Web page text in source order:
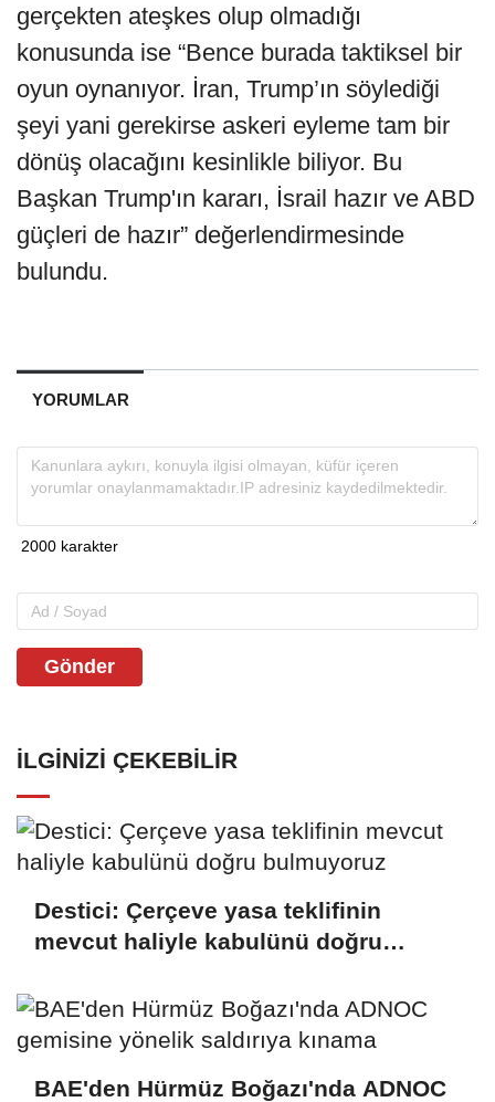
gerçekten ateşkes olup olmadığı
konusunda ise “Bence burada taktiksel bir
oyun oynanıyor. İran, Trump’ın söylediği
şeyi yani gerekirse askeri eyleme tam bir
dönüş olacağını kesinlikle biliyor. Bu
Başkan Trump'ın kararı, İsrail hazır ve ABD
güçleri de hazır” değerlendirmesinde
bulundu.
YORUMLAR
Gönder
İLGINIZI ÇEKEBILIR
Destici: Çerçeve yasa teklifinin
mevcut haliyle kabulünü doğru
BAE'den Hürmüz Boğazı'nda ADNOC